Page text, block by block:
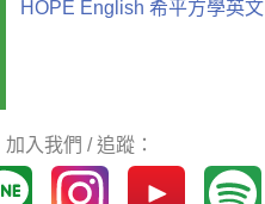
HOPE English 希平方學英文
加入我們 / 追蹤：